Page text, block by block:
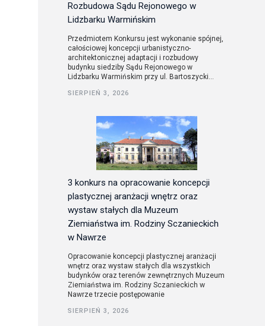
Rozbudowa Sądu Rejonowego w
Lidzbarku Warmińskim
Przedmiotem Konkursu jest wykonanie spójnej,
całościowej koncepcji urbanistyczno-
architektonicznej adaptacji i rozbudowy
budynku siedziby Sądu Rejonowego w
Lidzbarku Warmińskim przy ul. Bartoszycki...
SIERPIEŃ 3, 2026
3 konkurs na opracowanie koncepcji
plastycznej aranżacji wnętrz oraz
wystaw stałych dla Muzeum
Ziemiaństwa im. Rodziny Sczanieckich
w Nawrze
Opracowanie koncepcji plastycznej aranżacji
wnętrz oraz wystaw stałych dla wszystkich
budynków oraz terenów zewnętrznych Muzeum
Ziemiaństwa im. Rodziny Sczanieckich w
Nawrze trzecie postępowanie
SIERPIEŃ 3, 2026